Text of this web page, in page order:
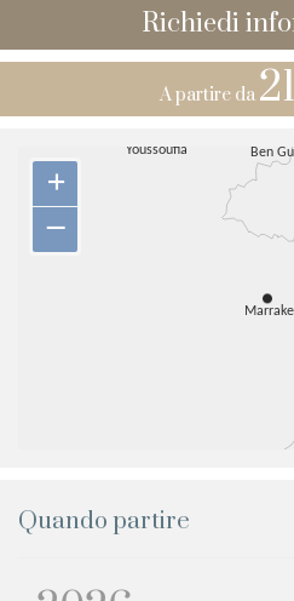
Richiedi
A partire da
+
–
Quando partire